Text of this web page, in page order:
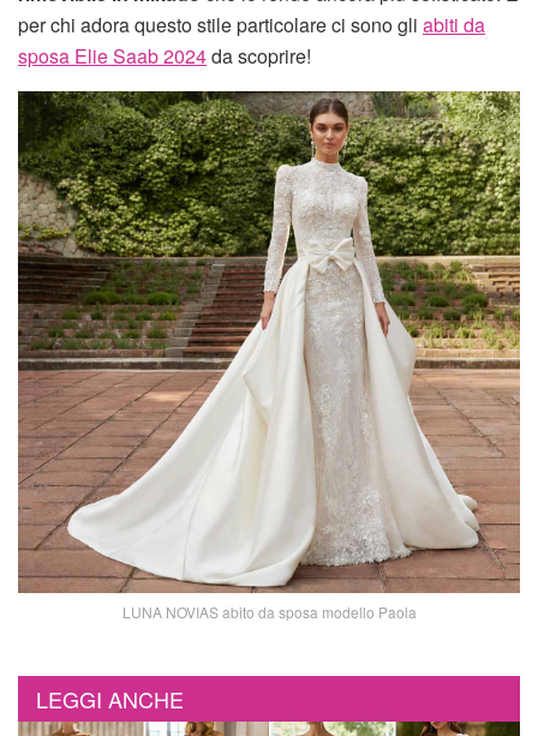
per chi adora questo stile particolare ci sono gli abiti da
sposa Elie Saab 2024da scoprire!
LUNA NOVIAS abito da sposa modello Paola
LEGGI ANCHE